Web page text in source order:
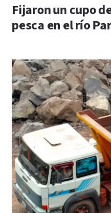
Fijaron un cupo
pesca en el río